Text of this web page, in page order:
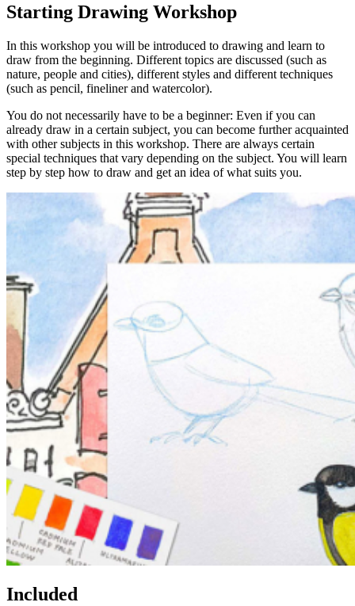
Je kunt ook ‘datum nog te kiezen ‘ erbij vermelden. Wij reserveren
doorgeeft om mee te doen.
Lees s.v.p. ook de Algemene voorwaarden, onder het kopje
‘Inschrijving als cadeau’.
Ik wil een zelf te kiezen workshop cadeau geven
Wil je dat de ontvanger zelf een workshop kan kiezen? Schrijf je
dan in met je eigen naam en mailadres bij een workshop die als prijs
de waarde van je cadeau heeft.
Wij weten dan dat die persoon voor die waarde een workshop kan
kiezen (of meerdere zolang dat past binnen de waarde).
Algemene voorwaarden
, onder het kopje
‘Inschrijving als cadeau’.
Download er een leuke cadeau-afdruk bij!
Onderstaande afbeeldingen kun je downloaden (met een klik) en
afdrukken als je iemand een workshop cadeau wil geven en er een
leuke afdruk bij wil geven.
Let op: De afdrukken zijn géén entreebewijs: om aan een workshop
mee te doen, is het nog wel nodig een inschrijving te doen op de
website.
Op elke afdruk staan andere voorbeelden van workshops, zodat je
een passende kunt kiezen:
Voorbeelden van creatieve workshops tot €28:
Starting Drawing Workshop
In this workshop you will be introduced to drawing and learn to
draw from the beginning. Different topics are discussed (such as
nature, people and cities), different styles and different techniques
(such as pencil, fineliner and watercolor).
You do not necessarily have to be a beginner: Even if you can
already draw in a certain subject, you can become further acquainted
with other subjects in this workshop. There are always certain
special techniques that vary depending on the subject. You will learn
step by step how to draw and get an idea of what suits you.
Included